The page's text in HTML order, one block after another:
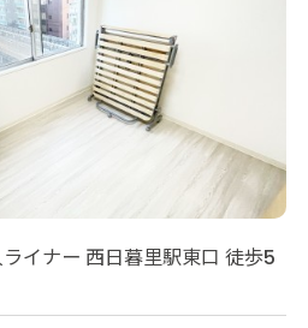
イナー 西日暮里駅東口 徒歩5